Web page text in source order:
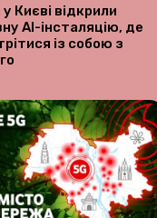
Києві відкрили
AI-інсталяцію, де
із собою з